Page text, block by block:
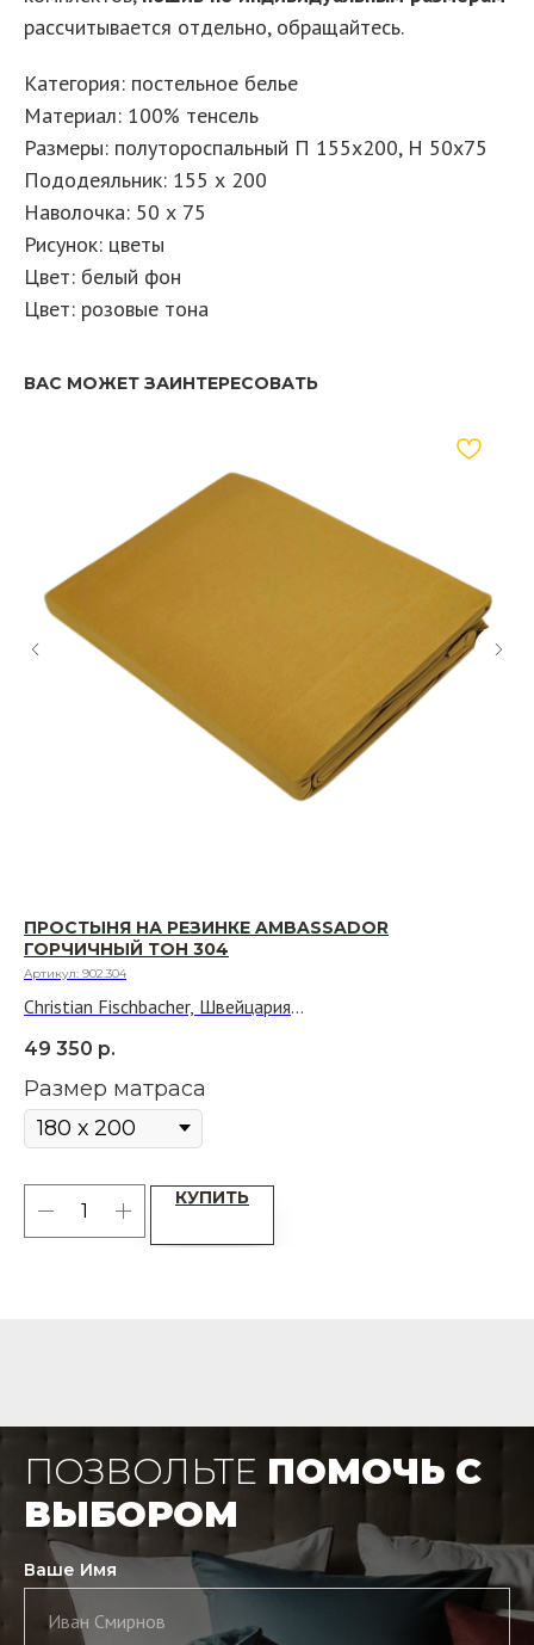
рассчитывается отдельно, обращайтесь.
Категория: постельное белье
Материал: 100% тенсель
Размеры: полутороспальный П 155х200, Н 50х75
Пододеяльник: 155 х 200
Наволочка: 50 х 75
Рисунок: цветы
Цвет: белый фон
Цвет: розовые тона
ВАС МОЖЕТ ЗАИНТЕРЕСОВАТЬ
ПРОСТЫНЯ НА РЕЗИНКЕ AMBASSADOR
ГОРЧИЧНЫЙ ТОН 304
Артикул: 902.304
Christian Fischbacher, Швейцария
49 350 р.
Размер матраса
КУПИТЬ
ПОЗВОЛЬТЕ ПОМОЧЬ С
ВЫБОРОМ
Ваше Имя
Иван Смирнов